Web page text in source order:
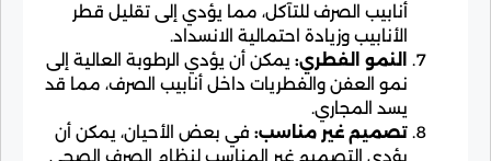
أنابيب الصرف للتآكل، مما يؤدي إلى تقليل قطر
الأنابيب وزيادة احتمالية الانسداد.
النمو الفطري: يمكن أن يؤدي الرطوبة العالية إلى
نمو العفن والفطريات داخل أنابيب الصرف، مما قد
يسد المجاري.
تصميم غير مناسب: في بعض الأحيان، يمكن أن
يؤدي التصميم غير المناسب لنظام الصرف الصحي